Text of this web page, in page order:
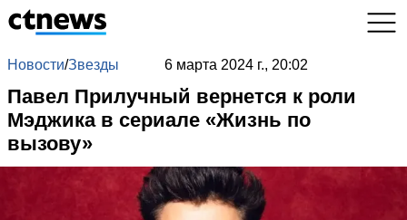
Новости/Звезды 6 марта 2024 г., 20:02
Павел Прилучный вернется к роли
Мэджика в сериале «Жизнь по
вызову»